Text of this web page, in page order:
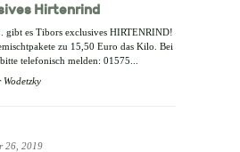
Hirtenrind
gibt es Tibors exclusives HIRTENRIND!
zu 15,50 Euro das Kilo. Bei
telefonisch melden: 01575...
Wodetzky
26, 2019